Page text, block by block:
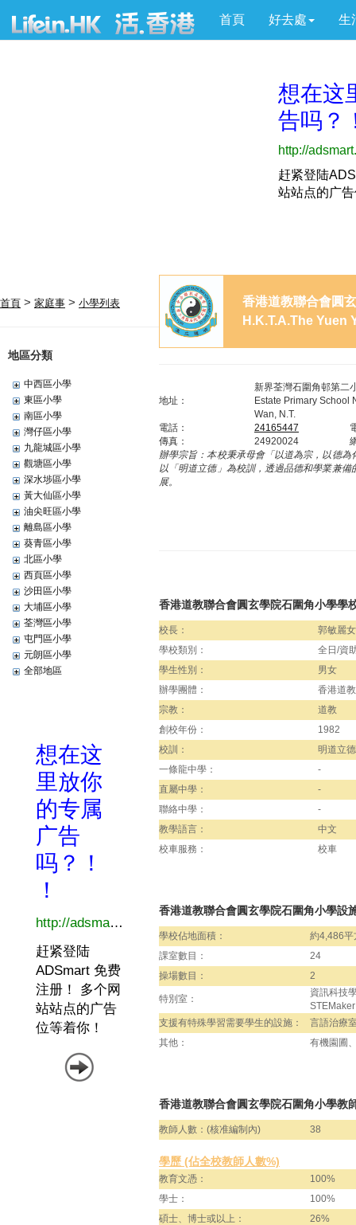
首頁 好去處 生
首頁 > 家庭事 > 小學列表
地區分類
中西區小學
東區小學
南區小學
灣仔區小學
九龍城區小學
觀塘區小學
深水埗區小學
黃大仙區小學
油尖旺區小學
離島區小學
葵青區小學
北區小學
西頁區小學
沙田區小學
大埔區小學
荃灣區小學
屯門區小學
元朗區小學
全部地區
香港道教聯合會圓
H.K.T.A.The
地址：
新界荃灣石圍角邨第二
Estate Primary School
Wan, N.T.
電話：
24165447
傳真：
24920024
辦學宗旨：本校秉承母會「以道為宗，以德
以「明道立德」為校訓，透過品德和學業兼
展。
香港道教聯合會圓玄學院石圍角小學學
校長：
郭敏麗
學校類別：
全日/資
學生性別：
男女
辦學團體：
香港道
宗教：
道教
創校年份：
1982
校訓：
明道立德
一條龍中學：
-
直屬中學：
-
聯絡中學：
-
教學語言：
中文
校車服務：
校車
香港道教聯合會圓玄學院石圍角小學設
學校佔地面積：
約4,486平
課室數目：
24
操場數目：
2
特別室：
資訊科技
支援有特殊學習需要學生的設施：
言語治療
其他：
有機園圃
香港道教聯合會圓玄學院石圍角小學教
教師人數：(核准編制內) 38
學歷 (佔全校教師人數%)
教育文憑：
100%
學士：
100%
碩士、博士或以上：
26%